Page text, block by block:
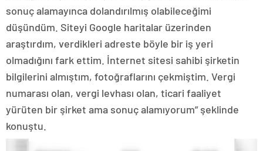
sonuç alamayınca dolandırılmış olabileceğimi
düşündüm. Siteyi Google haritalar üzerinden
araştırdım, verdikleri adreste böyle bir iş yeri
olmadığını fark ettim. İnternet sitesi sahibi şirketin
bilgilerini almıştım, fotoğraflarını çekmiştim. Vergi
numarası olan, vergi levhası olan, ticari faaliyet
yürüten bir şirket ama sonuç alamıyorum” şeklinde
konuştu.